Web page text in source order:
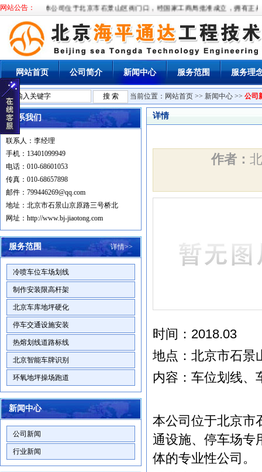
网站公告： 本公司位于北京市石景山区衙门口，经国家工商局批准成立，拥有正
网站首页 公司简介 新闻中心 服务范围 服务理
当前位置： 网站首页 >> 新闻中心 >> 公司
联系我们
联系人：李经理
手机：13401099949
电话：010-68601053
传真：010-68657898
邮件：799446269@qq.com
地址：北京市石景山京原路三号桥北
网址：http://www.bj-jiaotong.com
详情>>
服务范围
冷喷车位车场划线
制作安装限高杆架
北京车库地坪硬化
停车交通设施安装
热熔划线道路标线
北京智能车牌识别
环氧地坪操场跑道
新闻中心
公司新闻
行业新闻
详情
作者：
时间：2018.03
地点：北京市石景
内容： 车位划线、
本公司位于北京市
通设施、停车场专
体的专业性公司。